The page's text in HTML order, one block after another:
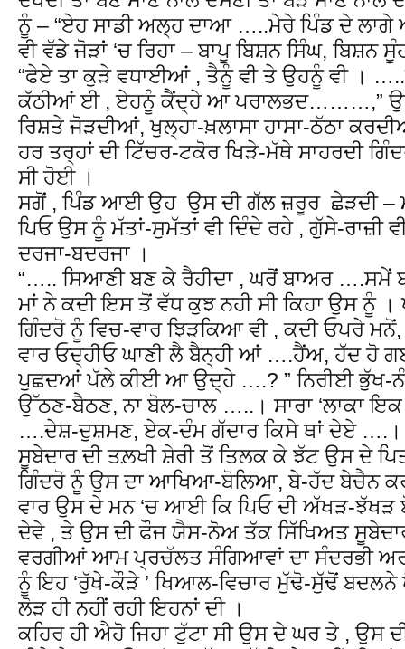
ਨੂੰ – “ਏਹ ਸਾਡੀ ਅਲ੍ਹ ਦਾਆ …..ਮੇਰੇ ਪਿੰਡ ਦੇ ਲਾਗੇ
ਵੀ ਵੱਡੇ ਜੋੜਾਂ ‘ਚ ਰਿਹਾ – ਬਾਪੂ ਬਿਸ਼ਨ ਸਿੰਘ,
“ਫੇਏ ਤਾ ਕੁੜੇ ਵਧਾਈਆਂ , ਤੈਨੂੰ ਵੀ ਤੇ ਉਹਨੂੰ ਵੀ ।
ਕੱਠੀਆਂ ਈ , ਏਹਨੂੰ ਕੈਂਦ੍ਹੇ ਆ ਪਰਾਲਭਦ………,” ਉਹ
ਰਿਸ਼ਤੇ ਜੋੜਦੀਆਂ, ਖੁਲ੍ਹਾ-ਖ਼ਲਾਸਾ ਹਾਸਾ-ਠੱਠਾ
ਹਰ ਤਰ੍ਹਾਂ ਦੀ ਟਿੱਚਰ-ਟਕੋਰ ਖਿੜੇ-ਮੱਥੇ ਸਾਹਰਦੀ
ਸੀ ਹੋਈ ।
ਸਗੋਂ , ਪਿੰਡ ਆਈ ਉਹ ਉਸ ਦੀ ਗੱਲ ਜ਼ਰੂਰ ਛੇੜਦੀ – ਮਾਂ
ਪਿਓ ਉਸ ਨੂੰ ਮੱਤਾਂ-ਸੁਮੱਤਾਂ ਵੀ ਦਿੰਦੇ ਰਹੇ , ਗੁੱਸੇ-ਰਾਜ਼ੀ
ਦਰਜਾ-ਬਦਰਜਾ ।
“….. ਸਿਆਣੀ ਬਣ ਕੇ ਰੈਹੀਦਾ , ਘਰੋਂ ਬਾਅਰ ….ਸਮੇਂ
ਮਾਂ ਨੇ ਕਦੀ ਇਸ ਤੋਂ ਵੱਧ ਕੁਝ ਨਹੀ ਸੀ ਕਿਹਾ ਉਸ ਨੂੰ ।
ਗਿੰਦਰੋ ਨੂੰ ਵਿਚ-ਵਾਰ ਝਿੜਕਿਆ ਵੀ , ਕਦੀ ਓਪਰੇ
ਵਾਰ ਓਦ੍ਹੀਓ ਘਾਣੀ ਲੈ ਬੈਨ੍ਹੀ ਆਂ ….ਹੈਂਅ, ਹੱਦ ਹੋ
ਪੁਛਦਆਂ ਪੱਲੇ ਕੀਈ ਆ ਉਦ੍ਹੇ ….? ” ਨਿਰੀਈ ਭੁੱਖ-
ਉੱਠਣ-ਬੈਠਣ, ਨਾ ਬੋਲ-ਚਾਲ …..। ਸਾਰਾ ‘ਲਾਕਾ
….ਦੇਸ਼-ਦੁਸ਼ਮਣ, ਏਕ-ਦੰਮ ਗੱਦਾਰ ਕਿਸੇ ਥਾਂ ਦੇਏ ….।
ਸੂਬੇਦਾਰ ਦੀ ਤਲ਼ਖੀ ਸ਼ੇਰੀ ਤੋਂ ਤਿਲਕ ਕੇ ਝੱਟ ਉਸ ਦੇ
ਗਿੰਦਰੋ ਨੂੰ ਉਸ ਦਾ ਆਖਿਆ-ਬੋਲਿਆ, ਬੇ-ਹੱਦ ਬੇਚੈਨ
ਵਾਰ ਉਸ ਦੇ ਮਨ ‘ਚ ਆਈ ਕਿ ਪਿਓ ਦੀ ਅੱਖੜ-ਝੱਖੜ
ਦੇਵੇ , ਤੇ ਉਸ ਦੀ ਫੌਜ ਯੈਸ-ਨੋਅ ਤੱਕ ਸਿੱਖਿਅਤ
ਵਰਗੀਆਂ ਆਮ ਪ੍ਰਚੱਲਤ ਸੰਗਿਆਵਾਂ ਦਾ ਸੰਦਰਭੀ
ਨੂੰ ਇਹ ‘ਰੁੱਖੇ-ਕੌੜੇ ’ ਖਿਆਲ-ਵਿਚਾਰ ਮੁੱਢੋ-ਸੁੱਢੋਂ
ਲੋੜ ਹੀ ਨਹੀਂ ਰਹੀ ਇਹਨਾਂ ਦੀ ।
ਕਹਿਰ ਹੀ ਐਹੋ ਜਿਹਾ ਟੁੱਟਾ ਸੀ ਉਸ ਦੇ ਘਰ ਤੇ , ਉਸ